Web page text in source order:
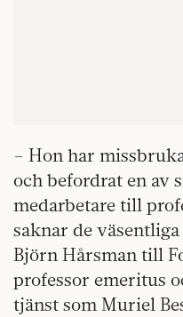
– Hon har
och befordrat en av
medarbetare till
saknar de
Björn Hårsman till
professor emeritus
tjänst som Muriel